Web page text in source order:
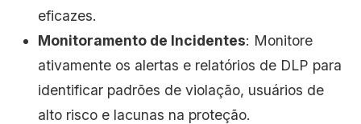
eficazes.
Monitoramento de Incidentes: Monitore
ativamente os alertas e relatórios de DLP para
identificar padrões de violação, usuários de
alto risco e lacunas na proteção.